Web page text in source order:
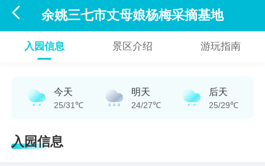
 余姚三七市丈母娘杨梅采摘基地
入园信息 景区介绍 游玩指南
今天
25/31℃
明天
24/27℃
后天
25/29℃
入园信息